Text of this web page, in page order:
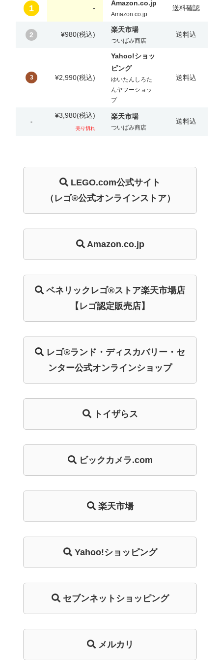
1 -
Amazon.co.jp
Amazon.co.jp
送料確認
2 ¥980(税込)
楽天市場
ついばみ商店
送料込
3 ¥2,990(税込)
Yahoo!ショッ
ピング
ゆいたんしろた
んヤフーショッ
プ
送料込
-
¥3,980(税込)
売り切れ
楽天市場
ついばみ商店
送料込
LEGO.com公式サイト
（レゴ®公式オンラインストア）
Amazon.co.jp
ベネリック レゴ®ストア楽天市場店
【レゴ認定販売店】
レゴ®ランド・ ディスカバリー・ セ
ンター公式オンラインショップ
トイザらス
ビックカメラ.com
楽天市場
Yahoo!ショッピング
セブンネットショッピング
メルカリ